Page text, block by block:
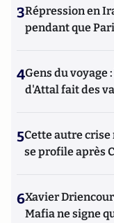
3Répression en
pendant que
4Gens du
d'Attal fait des
5Cette autre
se profile après
6Xavier
Mafia ne signe